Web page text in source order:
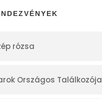
rózsa
Országos Találkozója